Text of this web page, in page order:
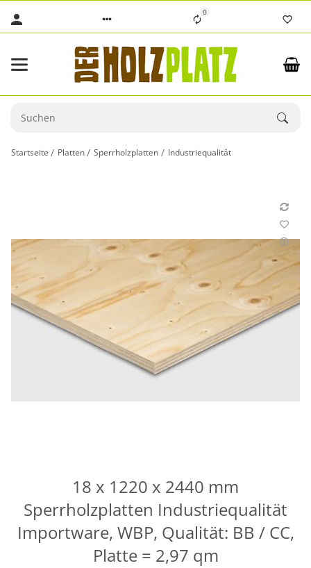
0
Startseite Platten Sperrholzplatten Industriequalität
18 x 1220 x 2440 mm
Sperrholzplatten Industriequalität
Importware, WBP, Qualität: BB / CC,
Platte = 2,97 qm